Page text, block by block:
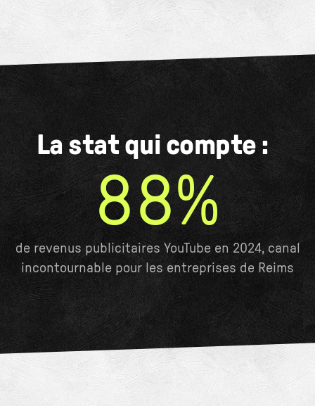
La stat qui compte :
88%
de revenus publicitaires YouTube en 2024, canal
incontournable pour les entreprises de Reims